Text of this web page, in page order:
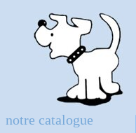
notre catalogue